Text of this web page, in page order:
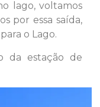
lago, voltamos
por essa saída,
o Lago.
da estação de